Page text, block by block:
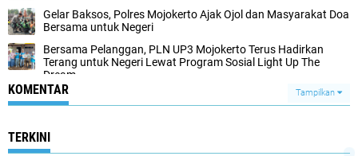
Gelar Baksos, Polres Mojokerto Ajak Ojol dan Masyarakat Doa
Bersama untuk Negeri
Bersama Pelanggan, PLN UP3 Mojokerto Terus Hadirkan
Terang untuk Negeri Lewat Program Sosial Light Up The
Dream
KOMENTAR Tampilkan
TERKINI